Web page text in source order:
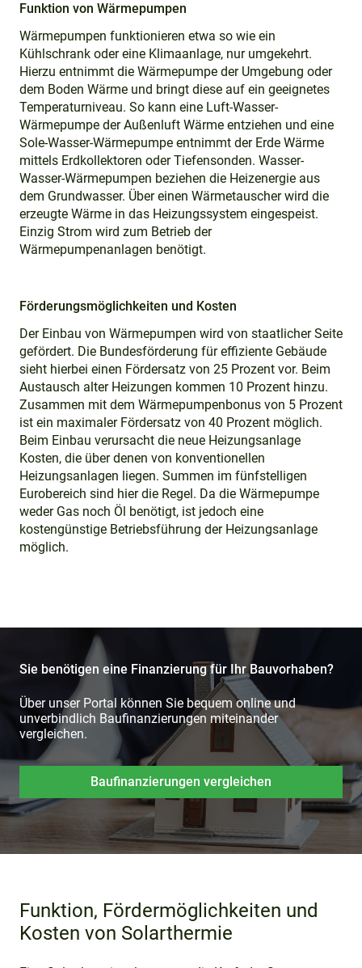
Funktion von Wärmepumpen
Wärmepumpen funktionieren etwa so wie ein
Kühlschrank oder eine Klimaanlage, nur umgekehrt.
Hierzu entnimmt die Wärmepumpe der Umgebung oder
dem Boden Wärme und bringt diese auf ein geeignetes
Temperaturniveau. So kann eine Luft-Wasser-
Wärmepumpe der Außenluft Wärme entziehen und eine
Sole-Wasser-Wärmepumpe entnimmt der Erde Wärme
mittels Erdkollektoren oder Tiefensonden. Wasser-
Wasser-Wärmepumpen beziehen die Heizenergie aus
dem Grundwasser. Über einen Wärmetauscher wird die
erzeugte Wärme in das Heizungssystem eingespeist.
Einzig Strom wird zum Betrieb der
Wärmepumpenanlagen benötigt.
Förderungsmöglichkeiten und Kosten
Der Einbau von Wärmepumpen wird von staatlicher Seite
gefördert. Die Bundesförderung für effiziente Gebäude
sieht hierbei einen Fördersatz von 25 Prozent vor. Beim
Austausch alter Heizungen kommen 10 Prozent hinzu.
Zusammen mit dem Wärmepumpenbonus von 5 Prozent
ist ein maximaler Fördersatz von 40 Prozent möglich.
Beim Einbau verursacht die neue Heizungsanlage
Kosten, die über denen von konventionellen
Heizungsanlagen liegen. Summen im fünfstelligen
Eurobereich sind hier die Regel. Da die Wärmepumpe
weder Gas noch Öl benötigt, ist jedoch eine
kostengünstige Betriebsführung der Heizungsanlage
möglich.
Sie benötigen eine Finanzierung für Ihr Bauvorhaben?
Über unser Portal können Sie bequem online und
unverbindlich Baufinanzierungen miteinander
vergleichen.
Baufinanzierungen vergleichen
Funktion, Fördermöglichkeiten und
Kosten von Solarthermie